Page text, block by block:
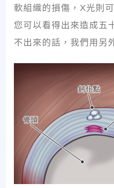
軟組織的損傷，X光則
您可以看得出來造成五
不出來的話，我們用另